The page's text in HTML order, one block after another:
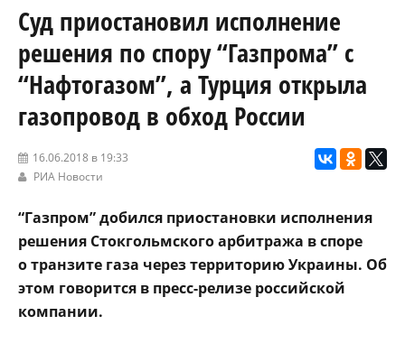
Суд приостановил исполнение
решения по спору “Газпрома” с
“Нафтогазом”, а Турция открыла
газопровод в обход России
16.06.2018 в 19:33
РИА Новости
“Газпром” добился приостановки исполнения
решения Стокгольмского арбитража в споре
о транзите газа через территорию Украины. Об
этом говорится в пресс-релизе российской
компании.